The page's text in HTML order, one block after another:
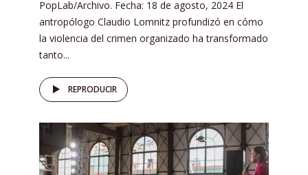
PopLab/Archivo. Fecha: 18 de agosto, 2024 El
antropólogo Claudio Lomnitz profundizó en cómo
la violencia del crimen organizado ha transformado
tanto...
REPRODUCIR